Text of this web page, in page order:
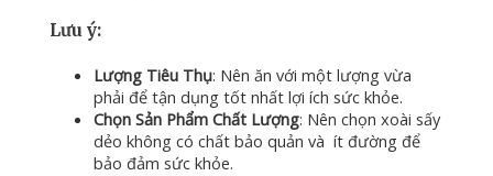
Lưu ý:
Lượng Tiêu Thụ: Nên ăn với một lượng vừa
phải để tận dụng tốt nhất lợi ích sức khỏe.
Chọn Sản Phẩm Chất Lượng: Nên chọn xoài sấy
dẻo không có chất bảo quản và ít đường để
bảo đảm sức khỏe.